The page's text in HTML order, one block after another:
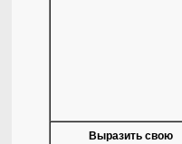
Выразить свою